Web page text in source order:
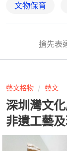
文物保育
搶先表
藝文格物 藝文
深圳灣文
非遺工藝